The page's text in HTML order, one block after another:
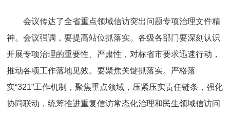
会议传达了全省重点领域信访突出问题专项治理文件精
神。会议强调，要提高站位抓落实。各级各部门要深刻认识
开展专项治理的重要性、严肃性，对标省市要求迅速行动，
推动各项工作落地见效。要聚焦关键抓落实。严格落
实“321”工作机制，聚焦重点领域，压紧压实责任链条，强化
协同联动，统筹推进重复信访常态化治理和民生领域信访问